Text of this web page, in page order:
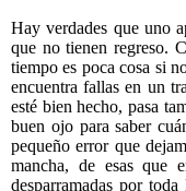
Hay verdades que uno
que no tienen regreso.
tiempo es poca cosa si
encuentra fallas en un
esté bien hecho, pasa
buen ojo para saber
pequeño error que
mancha, de esas que
desparramadas por